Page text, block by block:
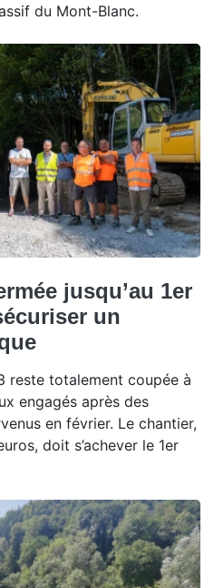
du Mont-Blanc.
jusqu’au 1er
un
reste totalement coupée à
engagés après des
en février. Le chantier,
doit s’achever le 1er